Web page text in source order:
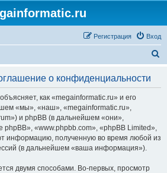
Вход
Регистрация
о конфиденциальности
как «megainformatic.ru» и его
«мы», «наш», «megainformatic.ru»,
и phpBB (в дальнейшем «они»,
phpBB», «www.phpbb.com», «phpBB Limited»,
информацию, полученную во время любой из
(в дальнейшем «ваша информация»).
двумя способами. Во-первых, просмотр